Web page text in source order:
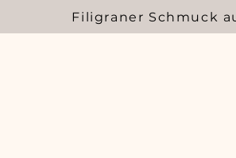
Filigraner Schmuck